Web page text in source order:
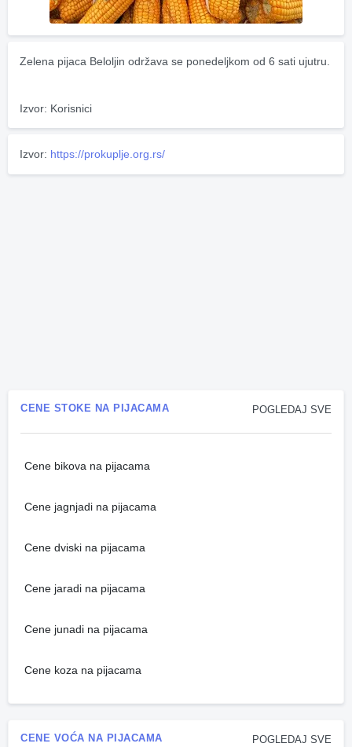
Zelena pijaca Beloljin održava se ponedeljkom od 6 sati ujutru.
Izvor: Korisnici
Izvor: https://prokuplje.org.rs/
POGLEDAJ SVE
CENE STOKE NA PIJACAMA
Cene bikova na pijacama
Cene jagnjadi na pijacama
Cene dviski na pijacama
Cene jaradi na pijacama
Cene junadi na pijacama
Cene koza na pijacama
POGLEDAJ SVE
CENE VOĆA NA PIJACAMA